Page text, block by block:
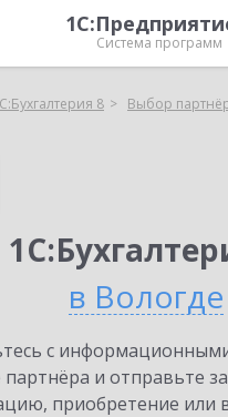
Система программ
8 Выбор
в Вологде
с
и отправьте
приобретение или